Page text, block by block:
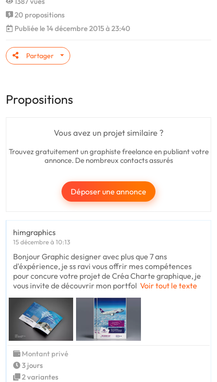
20 propositions
Publiée le 14 décembre 2015 à 23:40
Partager
Propositions
Vous avez un projet similaire ?
Trouvez gratuitement un graphiste freelance en publiant votre
annonce. De nombreux contacts assurés
Déposer une annonce
himgraphics
15 décembre à 10:13
Bonjour Graphic designer avec plus que 7 ans
d'éxpérience, je ss ravi vous offrir mes compétences
pour concure votre projet de Créa Charte graphique, je
vous invite de découvrir mon portfol Voir tout le texte
Montant privé
3 jours
2 variantes